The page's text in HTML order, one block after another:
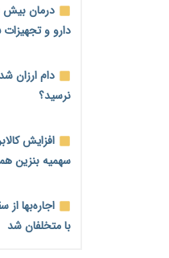
دارو و تجهیزات ۵ برابر شد،حقوق فقط ۱.۲ برابر افزایش یافت
دام ارزان
نرسید؟
افزایش
سهمیه بنزین
اجاره‌بها
با متخلفان شد